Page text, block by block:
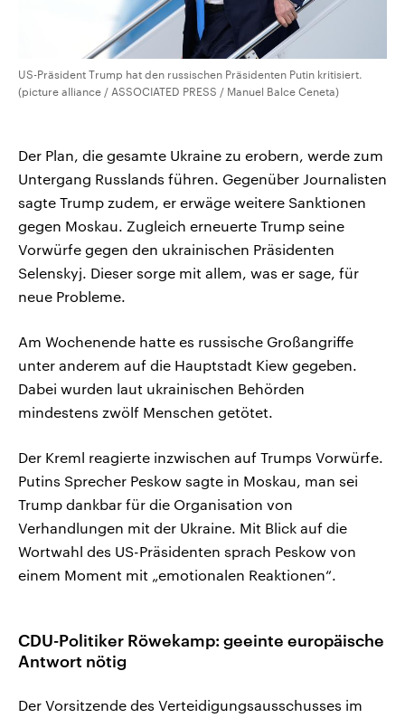
US-Präsident Trump hat den russischen Präsidenten Putin kritisiert.
(picture alliance / ASSOCIATED PRESS / Manuel Balce Ceneta)
Der Plan, die gesamte Ukraine zu erobern, werde zum
Untergang Russlands führen. Gegenüber Journalisten
sagte Trump zudem, er erwäge weitere Sanktionen
gegen Moskau. Zugleich erneuerte Trump seine
Vorwürfe gegen den ukrainischen Präsidenten
Selenskyj. Dieser sorge mit allem, was er sage, für
neue Probleme.
Am Wochenende hatte es russische Großangriffe
unter anderem auf die Hauptstadt Kiew gegeben.
Dabei wurden laut ukrainischen Behörden
mindestens zwölf Menschen getötet.
Der Kreml reagierte inzwischen auf Trumps Vorwürfe.
Putins Sprecher Peskow sagte in Moskau, man sei
Trump dankbar für die Organisation von
Verhandlungen mit der Ukraine. Mit Blick auf die
Wortwahl des US-Präsidenten sprach Peskow von
einem Moment mit „emotionalen Reaktionen“.
CDU-Politiker Röwekamp: geeinte europäische
Antwort nötig
Der Vorsitzende des Verteidigungsausschusses im